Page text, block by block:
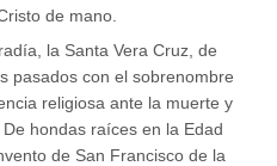
de mano.
la Santa Vera Cruz, de
pasados con el sobrenombre
religiosa ante la muerte y
hondas raíces en la Edad
de San Francisco de la